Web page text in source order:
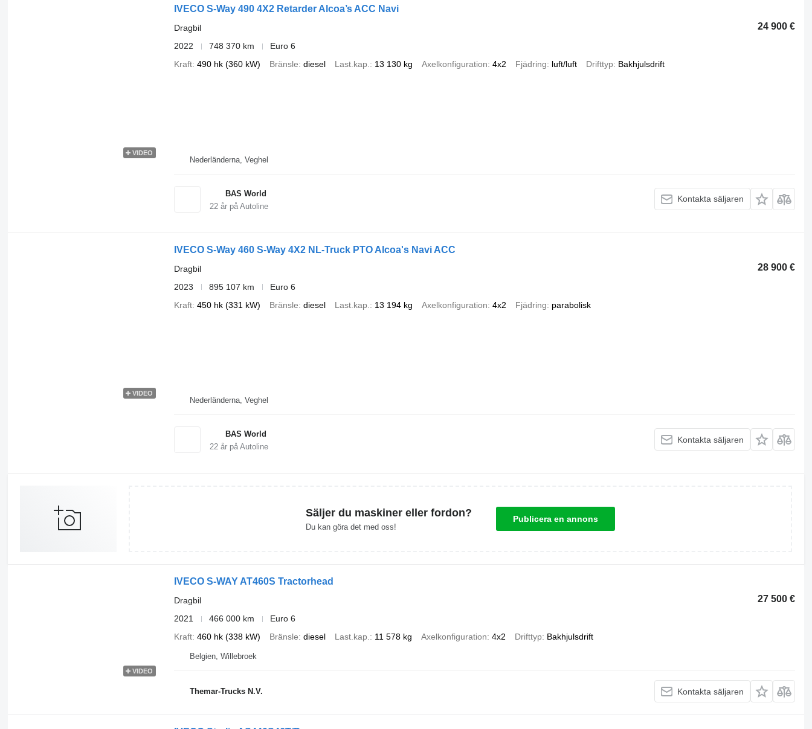
VIDEO
IVECO S-Way 490 4X2 Retarder Alcoa’s ACC Navi
24 900 €
Dragbil
2022
748 370 km
Euro 6
Kraft 490 hk (360 kW) Bränsle diesel Last.kap. 13 130 kg Axelkonfiguration 4x2 Fjädring luft/luft Drifttyp Bakhjulsdrift
Nederländerna, Veghel
BAS World
22år på Autoline
Kontakta säljaren
VIDEO
IVECO S-Way 460 S-Way 4X2 NL-Truck PTO Alcoa's Navi ACC
28 900 €
Dragbil
2023
895 107 km
Euro 6
Kraft 450 hk (331 kW) Bränsle diesel Last.kap. 13 194 kg Axelkonfiguration 4x2 Fjädring parabolisk
Nederländerna, Veghel
BAS World
22år på Autoline
Kontakta säljaren
Säljer du maskiner eller fordon?
Du kan göra det med oss!
Publicera en annons
VIDEO
IVECO S-WAY AT460S Tractorhead
27 500 €
Dragbil
2021
466 000 km
Euro 6
Kraft 460 hk (338 kW) Bränsle diesel Last.kap. 11 578 kg Axelkonfiguration 4x2 Drifttyp Bakhjulsdrift
Belgien, Willebroek
Themar-Trucks N.V. Kontakta säljaren